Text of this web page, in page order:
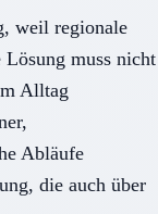
weil regionale
Lösung muss nicht
Alltag
Abläufe
die auch über